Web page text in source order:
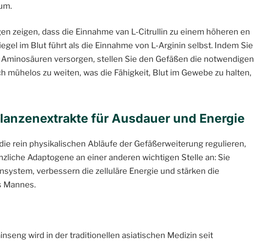
zeigen, dass die Einnahme van L-Citrullin zu einem höheren en
im Blut führt als die Einnahme von L-Arginin selbst. Indem Sie
versorgen, stellen Sie den Gefäßen die notwendigen
mühelos zu weiten, was die Fähigkeit, Blut im Gewebe zu halten,
für Ausdauer und Energie
rein physikalischen Abläufe der Gefäßerweiterung regulieren,
Adaptogene an einer anderen wichtigen Stelle an: Sie
verbessern die zelluläre Energie und stärken die
Mannes.
wird in der traditionellen asiatischen Medizin seit